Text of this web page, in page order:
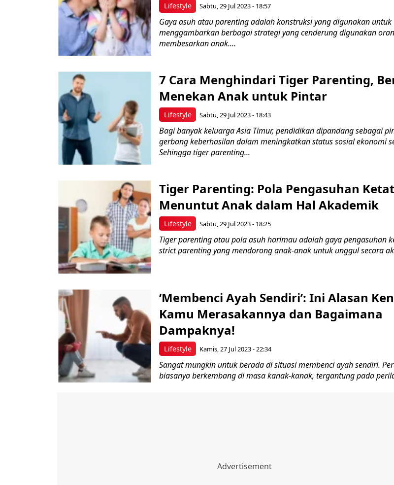
Lifestyle Sabtu, 29 Jul 2023 - 18:57
Gaya asuh atau parenting adalah konstruksi yang digunakan untuk
menggambarkan berbagai strategi yang cenderung digunakan
membesarkan anak....
Lifestyle
7 Cara Menghindari Tiger Parenting,
Menekan Anak untuk Pintar
Sabtu, 29 Jul 2023 - 18:43
Bagi banyak keluarga Asia Timur, pendidikan dipandang sebagai
gerbang keberhasilan dalam meningkatkan status sosial ekonomi
Sehingga tiger parenting...
Lifestyle
Tiger Parenting: Pola Pengasuhan
Menuntut Anak dalam Hal Akademik
Sabtu, 29 Jul 2023 - 18:25
Tiger parenting atau pola asuh harimau adalah gaya pengasuhan
strict parenting yang mendorong anak-anak untuk unggul secara
Lifestyle
‘Membenci Ayah Sendiri’: Ini Alasan
Kamu Merasakannya dan Bagaimana
Dampaknya!
Kamis, 27 Jul 2023 - 22:34
Sangat mungkin untuk berada di situasi membenci ayah sendiri.
biasanya berkembang di masa kanak-kanak, tergantung pada